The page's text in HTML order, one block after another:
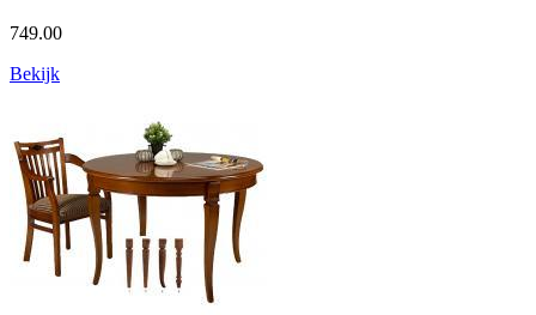
749.00
Bekijk